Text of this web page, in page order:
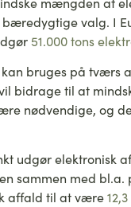
valg. I
51.000 tons
bruges på tværs
bidrage til at
nødvendige, og
udgør elektronisk
sammen med
affald til at være